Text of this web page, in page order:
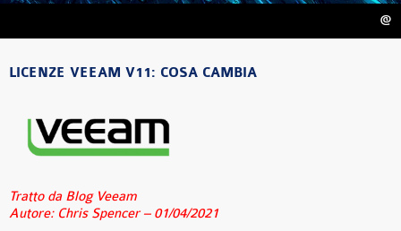
@
LICENZE VEEAM V11: COSA CAMBIA
Tratto da Blog Veeam
Autore: Chris Spencer – 01/04/2021